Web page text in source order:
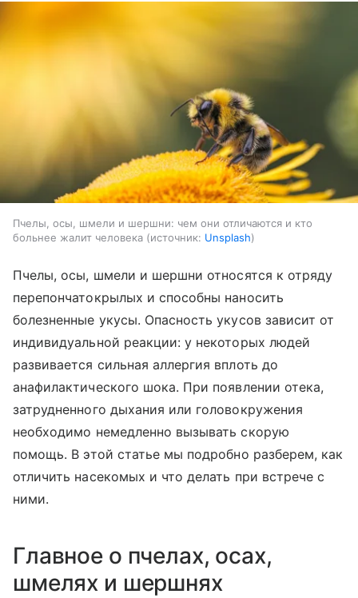
Пчелы, осы, шмели и шершни: чем они отличаются и кто
больнее жалит человека
источник: Unsplash
Пчелы, осы, шмели и шершни относятся к отряду
перепончатокрылых и способны наносить
болезненные укусы. Опасность укусов зависит от
индивидуальной реакции: у некоторых людей
развивается сильная аллергия вплоть до
анафилактического шока. При появлении отека,
затрудненного дыхания или головокружения
необходимо немедленно вызывать скорую
помощь. В этой статье мы подробно разберем, как
отличить насекомых и что делать при встрече с
ними.
Главное о пчелах, осах,
шмелях и шершнях